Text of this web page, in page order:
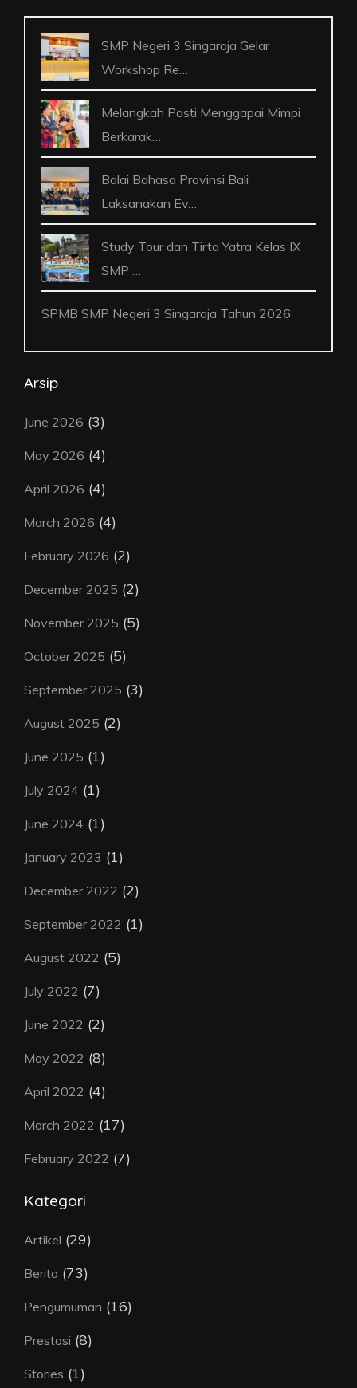
SMP Negeri 3 Singaraja Gelar
Workshop Re…
Melangkah Pasti Menggapai Mimpi
Berkarak…
Balai Bahasa Provinsi Bali
Laksanakan Ev…
Study Tour dan Tirta Yatra Kelas IX
SMP …
SPMB SMP Negeri 3 Singaraja Tahun 2026
Arsip
June 2026 (3)
May 2026 (4)
April 2026 (4)
March 2026 (4)
February 2026 (2)
December 2025 (2)
November 2025 (5)
October 2025 (5)
September 2025 (3)
August 2025 (2)
June 2025 (1)
July 2024 (1)
June 2024 (1)
January 2023 (1)
December 2022 (2)
September 2022 (1)
August 2022 (5)
July 2022 (7)
June 2022 (2)
May 2022 (8)
April 2022 (4)
March 2022 (17)
February 2022 (7)
Kategori
Artikel (29)
Berita (73)
Pengumuman (16)
Prestasi (8)
Stories (1)